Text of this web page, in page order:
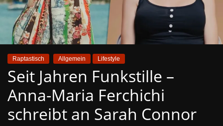
Raptastisch Allgemein Lifestyle
Seit Jahren Funkstille –
Anna-Maria Ferchichi
schreibt an Sarah Connor